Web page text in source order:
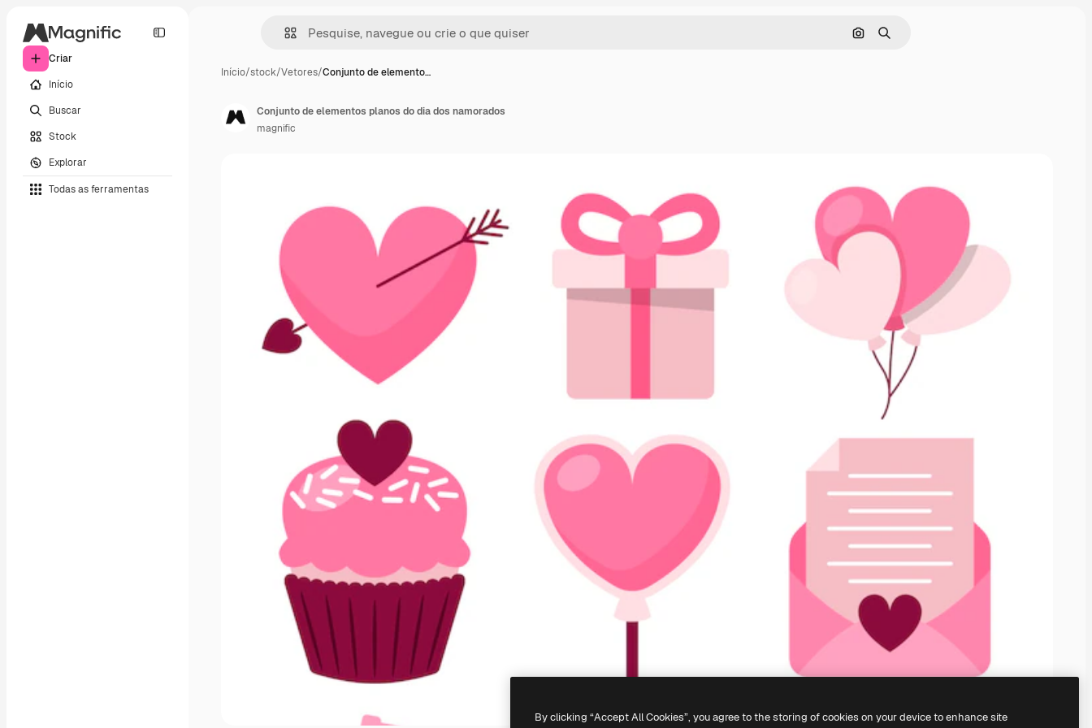
Criar
Início
Buscar
Stock
Explorar
Todas as ferramentas
Pesquisar por imagem
Buscar
Início/stock/Vetores/Conjunto de elemento…
Conjunto de elementos planos do dia dos namorados
magnific
By clicking “Accept All Cookies”, you agree to the storing of cookies on your device to enhance site